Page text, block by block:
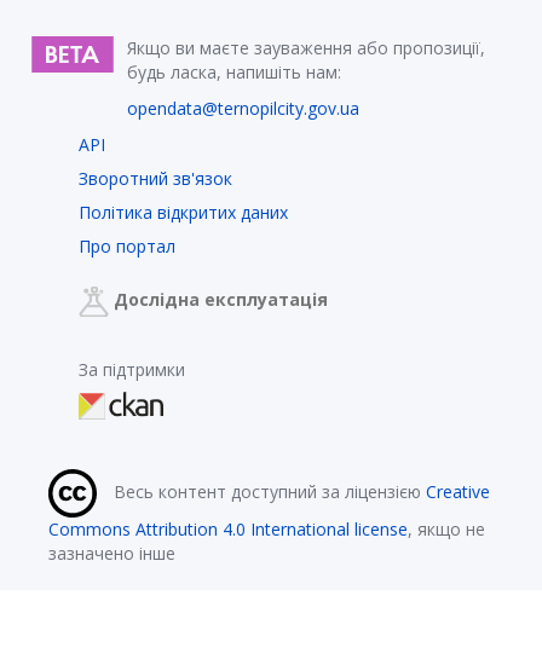
Якщо ви маєте зауваження або пропозиції,
будь ласка, напишіть нам:
opendata@ternopilcity.gov.ua
API
Зворотний зв'язок
Політика відкритих даних
Про портал
Дослідна експлуатація
За підтримки
Весь контент доступний за ліцензією Creative
Commons Attribution 4.0 International license, якщо не
зазначено інше